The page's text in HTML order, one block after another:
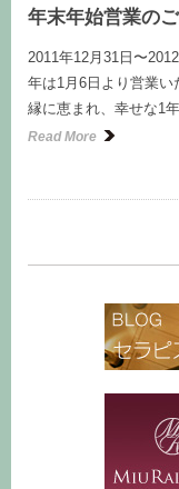
年末年始営業の
2011年12月31日〜
年は1月6日より営業
縁に恵まれ、幸せな1
Read More